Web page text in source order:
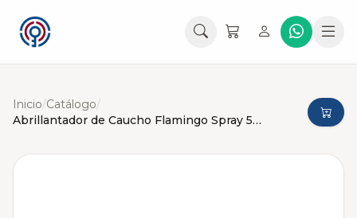
Inicio/Catálogo/
Abrillantador de Caucho Flamingo Spray 500ml